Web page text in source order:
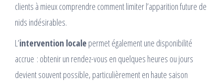
clients à mieux comprendre comment limiter l’apparition future de
nids indésirables.
L’intervention locale permet également une disponibilité
accrue : obtenir un rendez-vous en quelques heures ou jours
devient souvent possible, particulièrement en haute saison